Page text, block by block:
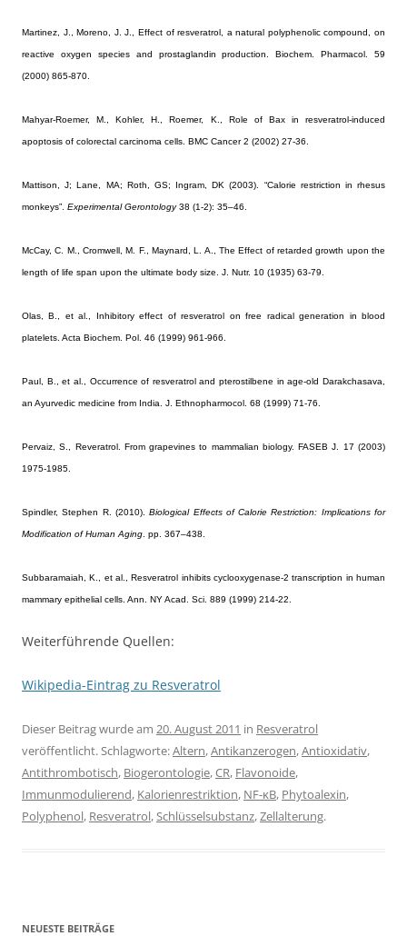
Martinez, J., Moreno, J. J., Effect of resveratrol, a natural polyphenolic compound, on
reactive oxygen species and prostaglandin production. Biochem. Pharmacol. 59
(2000) 865-870.
Mahyar-Roemer, M., Kohler, H., Roemer, K., Role of Bax in resveratrol-induced
apoptosis of colorectal carcinoma cells. BMC Cancer 2 (2002) 27-36.
Mattison, J; Lane, MA; Roth, GS; Ingram, DK (2003). “Calorie restriction in rhesus
monkeys”. Experimental Gerontology38 (1-2): 35–46.
McCay, C. M., Cromwell, M. F., Maynard, L. A., The Effect of retarded growth upon the
length of life span upon the ultimate body size. J. Nutr. 10 (1935) 63-79.
Olas, B., et al., Inhibitory effect of resveratrol on free radical generation in blood
platelets. Acta Biochem. Pol. 46 (1999) 961-966.
Paul, B., et al., Occurrence of resveratrol and pterostilbene in age-old Darakchasava,
an Ayurvedic medicine from India. J. Ethnopharmocol. 68 (1999) 71-76.
Pervaiz, S., Reveratrol. From grapevines to mammalian biology. FASEB J. 17 (2003)
1975-1985.
Spindler, Stephen R. (2010).Biological Effects of Calorie Restriction: Implications for
Modification of Human Aging. pp. 367–438.
Subbaramaiah, K., et al., Resveratrol inhibits cyclooxygenase-2 transcription in human
mammary epithelial cells. Ann. NY Acad. Sci. 889 (1999) 214-22.
Weiterführende Quellen:
Wikipedia-Eintrag zu Resveratrol
Dieser Beitrag wurde am 20. August 2011 in Resveratrol
veröffentlicht. Schlagworte:Altern,Antikanzerogen,Antioxidativ,
Antithrombotisch, Biogerontologie,CR, Flavonoide,
Immunmodulierend, Kalorienrestriktion, NF-κB, Phytoalexin,
Polyphenol, Resveratrol,Schlüsselsubstanz,Zellalterung.
NEUESTE BEITRÄGE